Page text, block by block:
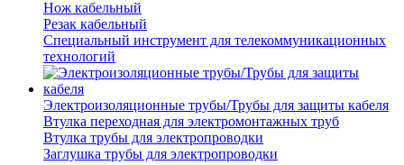
Нож кабельный
Резак кабельный
Специальный инструмент для телекоммуникационных
технологий
Электроизоляционные трубы/Трубы для защиты кабеля
Втулка переходная для электромонтажных труб
Втулка трубы для электропроводки
Заглушка трубы для электропроводки